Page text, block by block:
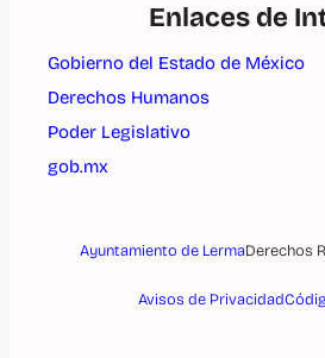
Enlaces de
Gobierno del Estado de México
Derechos Humanos
Poder Legislativo
gob.mx
Ayuntamiento de LermaDerechos
Avisos de Privacidad